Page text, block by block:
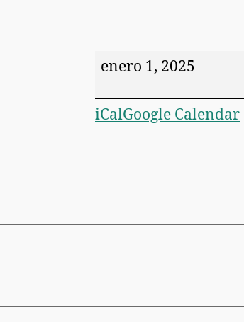
enero 1, 2025
iCalGoogle Calendar